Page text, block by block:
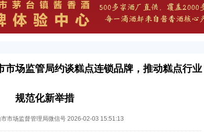
市场监管局约谈糕点连锁品牌，推动糕点行业
规范化新举措
市场监督管理局微信号 2026-02-03 15:51:13